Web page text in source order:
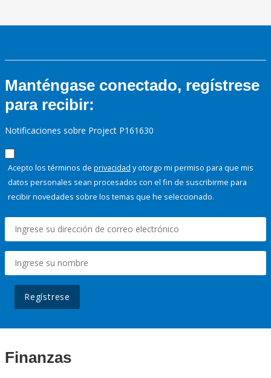
Manténgase conectado, regístrese
para recibir:
Notificaciones sobre Project P161630
Acepto los términos de privacidad y otorgo mi permiso para que mis
datos personales sean procesados con el fin de suscribirme para
recibir novedades sobre los temas que he seleccionado.
Regístrese
Finanzas